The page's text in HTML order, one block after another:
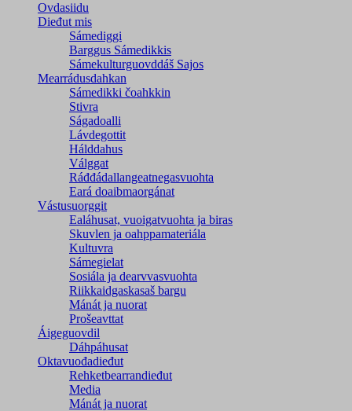
Ovdasiidu
Dieđut mis
Sámediggi
Barggus Sámedikkis
Sámekulturguovddáš Sajos
Mearrádusdahkan
Sámedikki čoahkkin
Stivra
Ságadoalli
Lávdegottit
Hálddahus
Válggat
Ráđđádallangeatnegas­vuohta
Eará doaibmaorgánat
Vástusuorggit
Ealáhusat, vuoigatvuohta ja biras
Skuvlen ja oahppamateriála
Kultuvra
Sámegielat
Sosiála ja dearvvasvuohta
Riikkaidgaskasaš bargu
Mánát ja nuorat
Prošeavttat
Áigeguovdil
Dáhpáhusat
Oktavuođadieđut
Rehketbearrandieđut
Media
Mánát ja nuorat